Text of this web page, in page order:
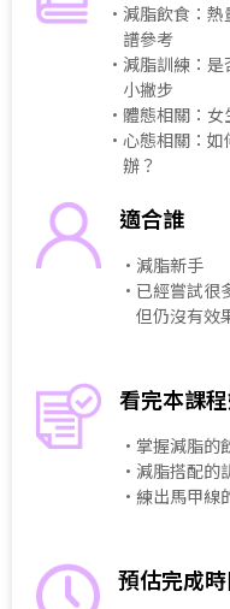
・減脂飲食：
譜參考
・減脂訓練：
小撇步
・體態相關：
・心態相關：
辦？
適合誰
・減脂新手
・已經嘗試很
但仍沒有效
看完本課
・掌握減脂的
・減脂搭配的
・練出馬甲
預估完成